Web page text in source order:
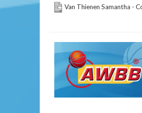
Van Thienen Samantha -